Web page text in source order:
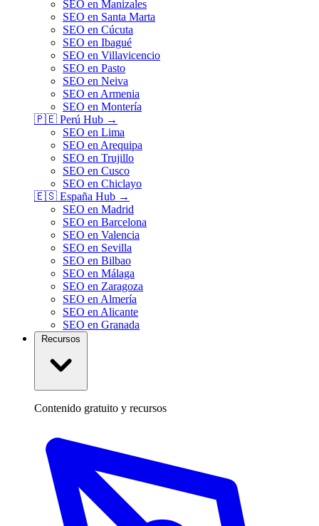
SEO en Manizales
SEO en Santa Marta
SEO en Cúcuta
SEO en Ibagué
SEO en Villavicencio
SEO en Pasto
SEO en Neiva
SEO en Armenia
SEO en Montería
🇵🇪 Perú Hub →
SEO en Lima
SEO en Arequipa
SEO en Trujillo
SEO en Cusco
SEO en Chiclayo
🇪🇸 España Hub →
SEO en Madrid
SEO en Barcelona
SEO en Valencia
SEO en Sevilla
SEO en Bilbao
SEO en Málaga
SEO en Zaragoza
SEO en Almería
SEO en Alicante
SEO en Granada
Contenido gratuito y recursos